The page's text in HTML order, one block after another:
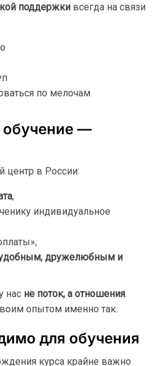
поддержки всегда на связи
по мелочам
обучение —
центр в России:
,
индивидуальное
дружелюбным и
нас не поток, а отношения.
опытом именно так.
для обучения
курса крайне важно